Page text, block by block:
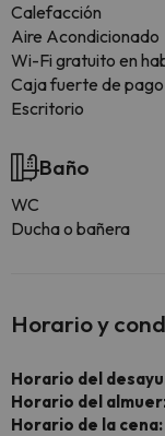
Calefacción
Aire Acondicionado
Wi-Fi gratuito en
Caja fuerte de pago
Escritorio
Baño
WC
Ducha o bañera
Horario y
Horario del
Horario del
Horario de la cena: